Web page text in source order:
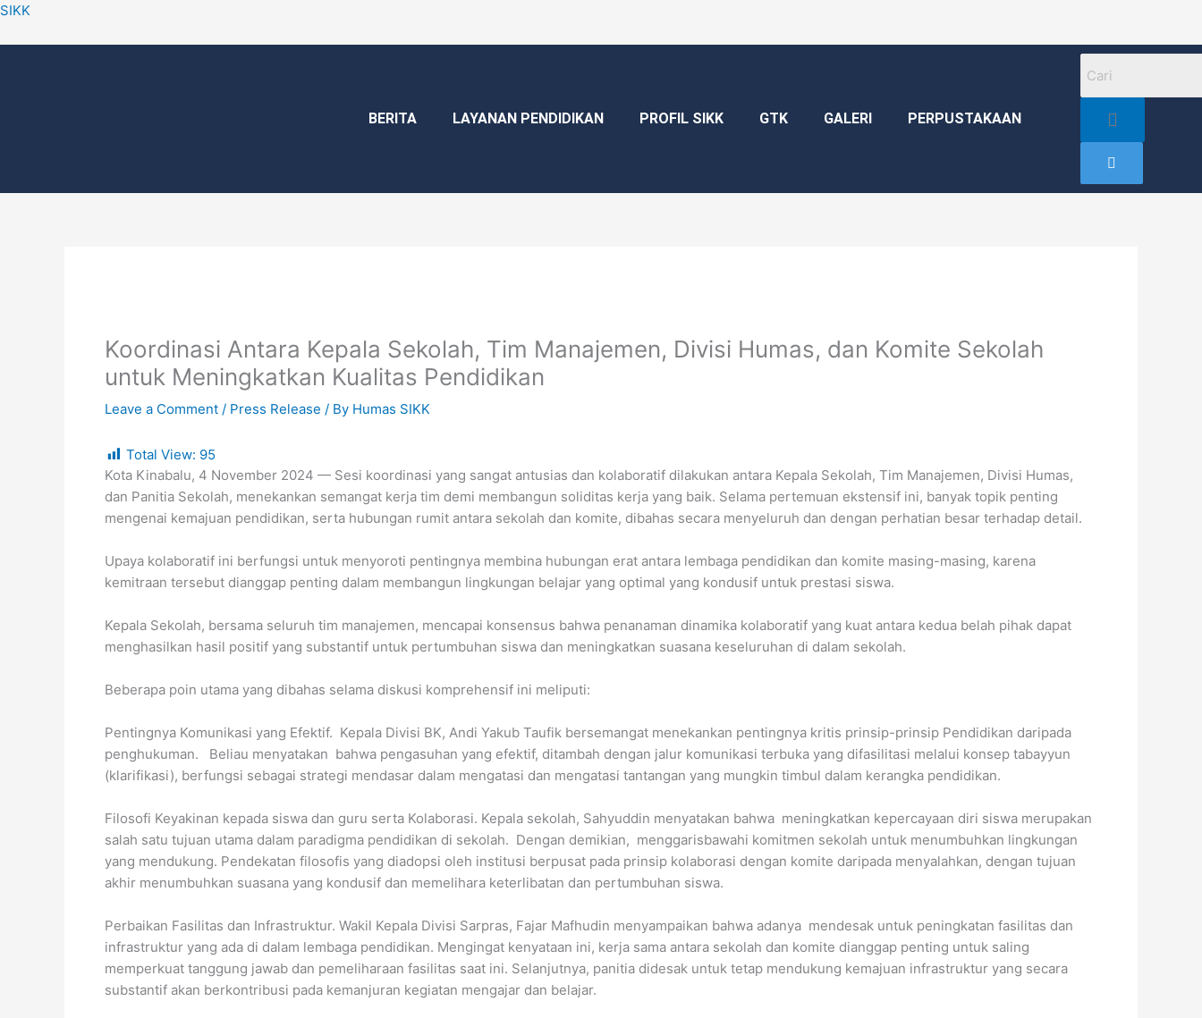
Skip
SIKK
BERITA LAYANAN PENDIDIKAN PROFIL SIKK GTK GALERI PERPUSTAKAAN
Koordinasi Antara Kepala Sekolah, Tim Manajemen, Divisi Humas, dan Komite Sekolah
untuk Meningkatkan Kualitas Pendidikan
Leave a Comment / Press Release / By Humas SIKK
Total View: 95
Kota Kinabalu, 4 November 2024 — Sesi koordinasi yang sangat antusias dan kolaboratif dilakukan antara Kepala Sekolah, Tim Manajemen, Divisi Humas,
dan Panitia Sekolah, menekankan semangat kerja tim demi membangun soliditas kerja yang baik. Selama pertemuan ekstensif ini, banyak topik penting
mengenai kemajuan pendidikan, serta hubungan rumit antara sekolah dan komite, dibahas secara menyeluruh dan dengan perhatian besar terhadap detail.
Upaya kolaboratif ini berfungsi untuk menyoroti pentingnya membina hubungan erat antara lembaga pendidikan dan komite masing-masing, karena
kemitraan tersebut dianggap penting dalam membangun lingkungan belajar yang optimal yang kondusif untuk prestasi siswa.
Kepala Sekolah, bersama seluruh tim manajemen, mencapai konsensus bahwa penanaman dinamika kolaboratif yang kuat antara kedua belah pihak dapat
menghasilkan hasil positif yang substantif untuk pertumbuhan siswa dan meningkatkan suasana keseluruhan di dalam sekolah.
Beberapa poin utama yang dibahas selama diskusi komprehensif ini meliputi:
Pentingnya Komunikasi yang Efektif. Kepala Divisi BK, Andi Yakub Taufik bersemangat menekankan pentingnya kritis prinsip-prinsip Pendidikan daripada
penghukuman. Beliau menyatakan bahwa pengasuhan yang efektif, ditambah dengan jalur komunikasi terbuka yang difasilitasi melalui konsep tabayyun
(klarifikasi), berfungsi sebagai strategi mendasar dalam mengatasi dan mengatasi tantangan yang mungkin timbul dalam kerangka pendidikan.
Filosofi Keyakinan kepada siswa dan guru serta Kolaborasi. Kepala sekolah, Sahyuddin menyatakan bahwa meningkatkan kepercayaan diri siswa merupakan
salah satu tujuan utama dalam paradigma pendidikan di sekolah. Dengan demikian, menggarisbawahi komitmen sekolah untuk menumbuhkan lingkungan
yang mendukung. Pendekatan filosofis yang diadopsi oleh institusi berpusat pada prinsip kolaborasi dengan komite daripada menyalahkan, dengan tujuan
akhir menumbuhkan suasana yang kondusif dan memelihara keterlibatan dan pertumbuhan siswa.
Perbaikan Fasilitas dan Infrastruktur. Wakil Kepala Divisi Sarpras, Fajar Mafhudin menyampaikan bahwa adanya mendesak untuk peningkatan fasilitas dan
infrastruktur yang ada di dalam lembaga pendidikan. Mengingat kenyataan ini, kerja sama antara sekolah dan komite dianggap penting untuk saling
memperkuat tanggung jawab dan pemeliharaan fasilitas saat ini. Selanjutnya, panitia didesak untuk tetap mendukung kemajuan infrastruktur yang secara
substantif akan berkontribusi pada kemanjuran kegiatan mengajar dan belajar.